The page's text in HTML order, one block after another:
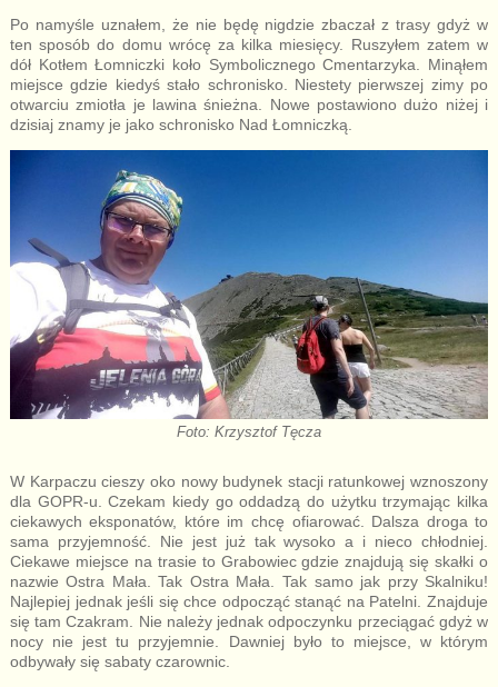
Po namyśle uznałem, że nie będę nigdzie zbaczał z trasy gdyż w
ten sposób do domu wrócę za kilka miesięcy. Ruszyłem zatem w
dół Kotłem Łomniczki koło Symbolicznego Cmentarzyka. Minąłem
miejsce gdzie kiedyś stało schronisko. Niestety pierwszej zimy po
otwarciu zmiotła je lawina śnieżna. Nowe postawiono dużo niżej i
dzisiaj znamy je jako schronisko Nad Łomniczką.
Foto: Krzysztof Tęcza
W Karpaczu cieszy oko nowy budynek stacji ratunkowej wznoszony
dla GOPR-u. Czekam kiedy go oddadzą do użytku trzymając kilka
ciekawych eksponatów, które im chcę ofiarować. Dalsza droga to
sama przyjemność. Nie jest już tak wysoko a i nieco chłodniej.
Ciekawe miejsce na trasie to Grabowiec gdzie znajdują się skałki o
nazwie Ostra Mała. Tak Ostra Mała. Tak samo jak przy Skalniku!
Najlepiej jednak jeśli się chce odpocząć stanąć na Patelni. Znajduje
się tam Czakram. Nie należy jednak odpoczynku przeciągać gdyż w
nocy nie jest tu przyjemnie. Dawniej było to miejsce, w którym
odbywały się sabaty czarownic.